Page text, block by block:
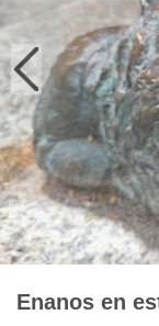
Enanos en